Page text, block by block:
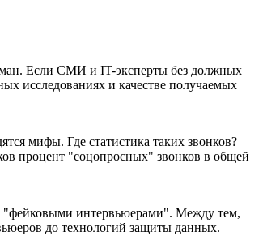
Если СМИ и IT-эксперты без должных
исследованиях и качестве получаемых
мифы. Где статистика таких звонков?
процент "соцопросных" звонков в общей
"фейковыми интервьюерами". Между тем,
до технологий защиты данных.